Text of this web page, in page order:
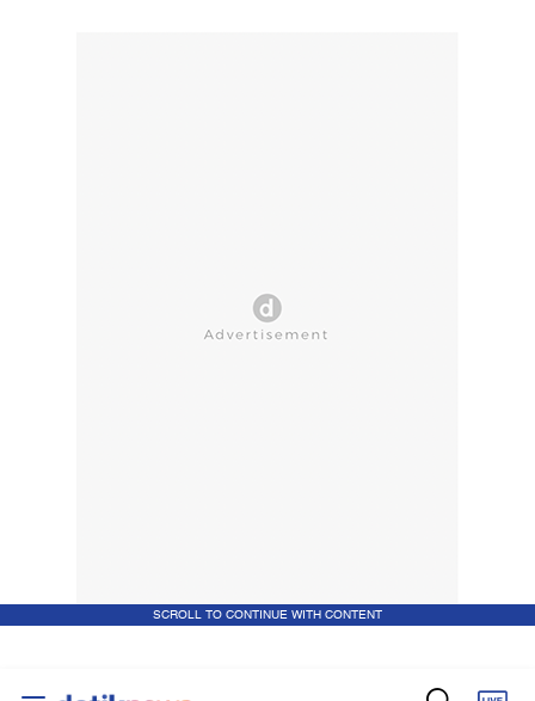
SCROLL TO CONTINUE WITH CONTENT